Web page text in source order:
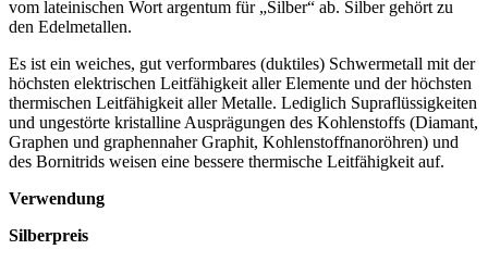
vom lateinischen Wort argentum für „Silber“ ab. Silber gehört zu
den Edelmetallen.
Es ist ein weiches, gut verformbares (duktiles) Schwermetall mit der
höchsten elektrischen Leitfähigkeit aller Elemente und der höchsten
thermischen Leitfähigkeit aller Metalle. Lediglich Supraflüssigkeiten
und ungestörte kristalline Ausprägungen des Kohlenstoffs (Diamant,
Graphen und graphennaher Graphit, Kohlenstoffnanoröhren) und
des Bornitrids weisen eine bessere thermische Leitfähigkeit auf.
Verwendung
Silberpreis